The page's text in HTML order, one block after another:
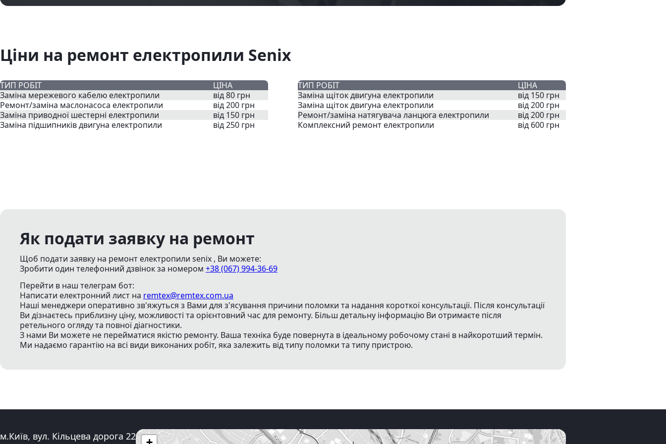
Ціни на ремонт електропили Senix
ТИП РОБІТ
ЦІНА
Заміна мережевого кабелю електропили
від 80 грн
Ремонт/заміна маслонасоса електропили
від 200 грн
Заміна приводної шестерні електропили
від 150 грн
Заміна підшипників двигуна електропили
від 250 грн
ТИП РОБІТ
ЦІНА
Заміна щіток двигуна електропили
від 150 грн
Заміна щіток двигуна електропили
від 200 грн
Ремонт/заміна натягувача ланцюга електропили
від 200 грн
Комплексний ремонт електропили
від 600 грн
Як подати заявку на ремонт
Щоб подати заявку на ремонт електропили senix , Ви можете:
Зробити один телефонний дзвінокза номером +38 (067) 994-36-69
Перейти в наш телеграм бот:
Написати електронний лист на remtex@remtex.com.ua
Наші менеджери оперативно зв'яжуться з Вами для з'ясування причини поломки та надання короткої консультації. Після консультації
Ви дізнаєтесь приблизну ціну, можливості та орієнтовний час для ремонту. Більш детальну інформацію Ви отримаєте після
ретельного огляду та повної діагностики.
З нами Ви можете не перейматися якістю ремонту. Ваша техніка буде повернута в ідеальному робочому стані в найкоротший термін.
Ми надаємо гарантію на всі види виконаних робіт, яка залежить від типу поломки та типу пристрою.
Адреса:
м.Київ, вул. Кільцева дорога 22